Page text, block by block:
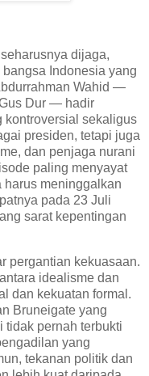
dijaga,
Indonesia yang
Wahid —
Dur — hadir
kontroversial sekaligus
presiden, tetapi juga
dan penjaga nurani
paling menyayat
meninggalkan
pada 23 Juli
sarat kepentingan
pergantian kekuasaan.
idealisme dan
dan kekuatan formal.
Bruneigate yang
tidak pernah terbukti
yang
tekanan politik dan